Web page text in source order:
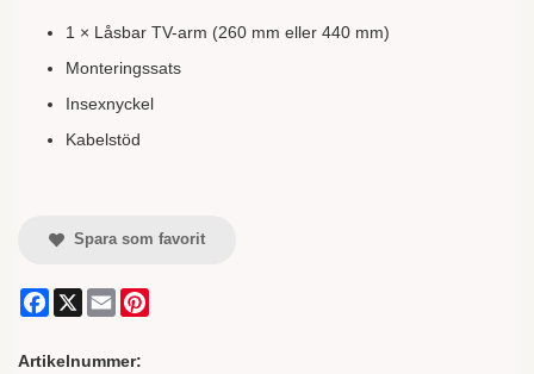
1 × Låsbar TV-arm (260 mm eller 440 mm)
Monteringssats
Insexnyckel
Kabelstöd
Spara som favorit
Facebook
X Email
Artikelnummer: